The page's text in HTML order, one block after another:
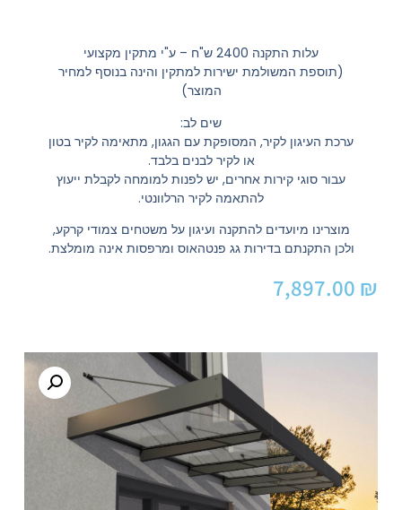
עלות התקנה 2400 ש"ח – ע"י מתקין מקצועי
(תוספת המשולמת ישירות למתקין והינה בנוסף למחיר
המוצר)
שים לב:
ערכת העיגון לקיר, המסופקת עם הגגון, מתאימה לקיר בטון
או לקיר לבנים בלבד.
עבור סוגי קירות אחרים, יש לפנות למומחה לקבלת ייעוץ
להתאמה לקיר הרלוונטי.
מוצרינו מיועדים להתקנה ועיגון על משטחים צמודי קרקע,
ולכן התקנתם בדירות גג פנטהאוס ומרפסות אינה מומלצת.
7,897.00 ₪